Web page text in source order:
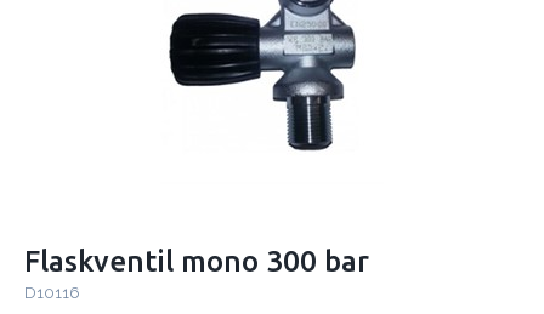
Flaskventil mono 300 bar
D10116